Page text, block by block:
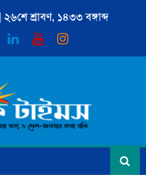
শ্রাবণ, ১৪৩৩ বঙ্গাব্দ